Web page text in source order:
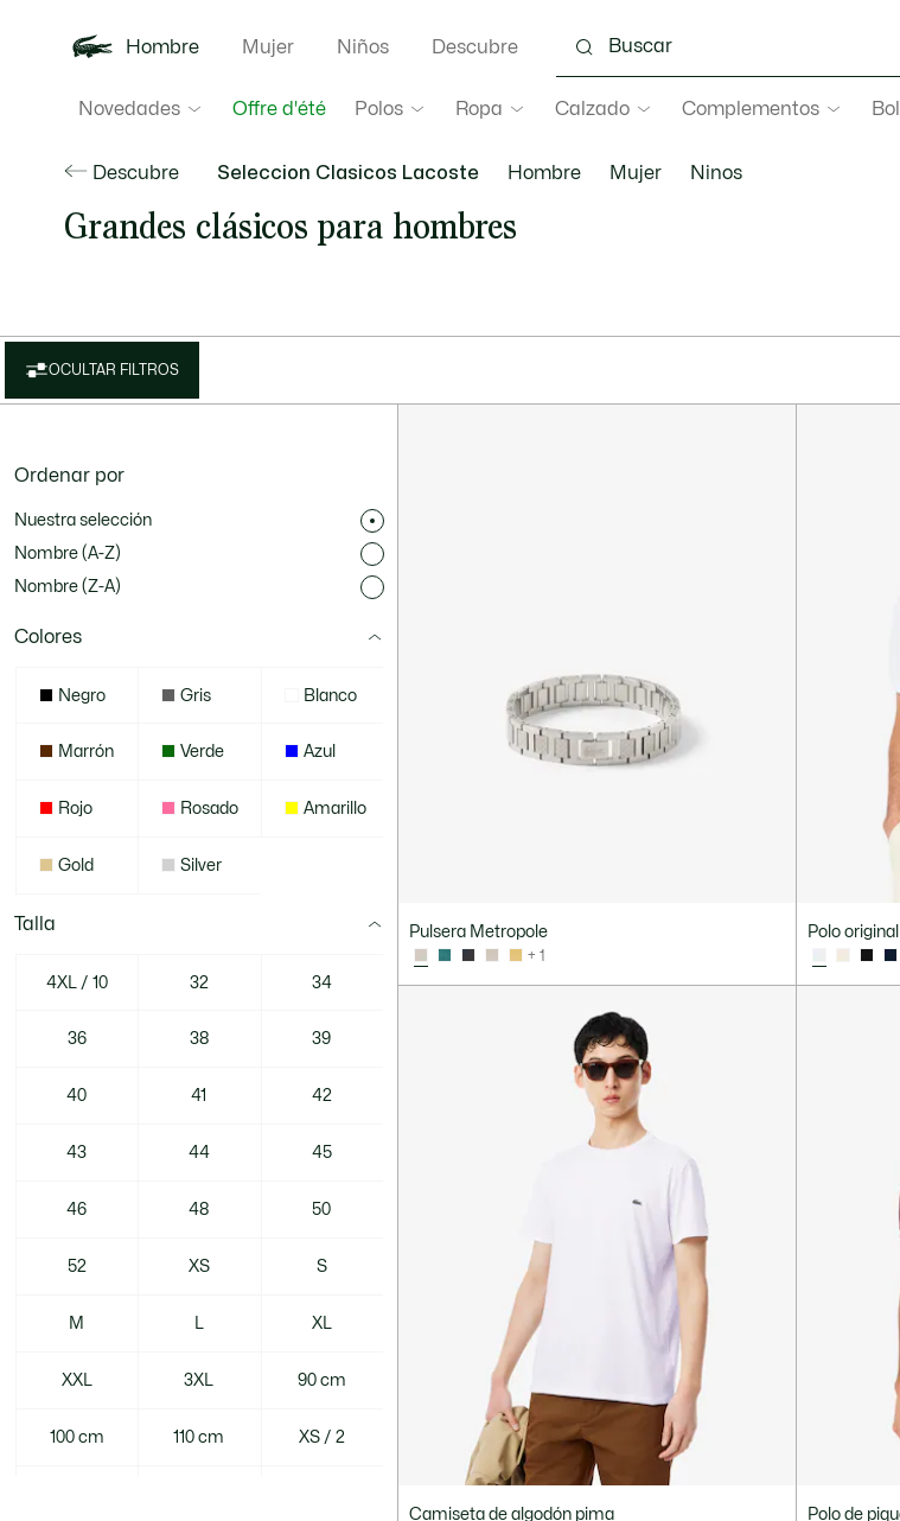
Hombre
Novedades Offre d'été Polos Ropa Calzado Complementos
Mujer Niños Descubre
Descubre Seleccion Clasicos Lacoste Hombre Mujer Ninos
Grandes clásicos para hombres
OCULTAR FILTROS
Ordenar por
Nuestra selección
Nombre (A-Z)
Nombre (Z-A)
Colores
Negro Gris Blanco
Marrón Verde Azul
Rojo Rosado Amarillo
Gold Silver
Talla
4XL / 10 32 34
36 38 39
40 41 42
43 44 45
46 48 50
52 XS S
M XL
XXL 3XL 90 cm
100 cm 110 cm XS / 2
Pulsera Metropole
+ 1
Polo
Camiseta de algodón pima Polo de